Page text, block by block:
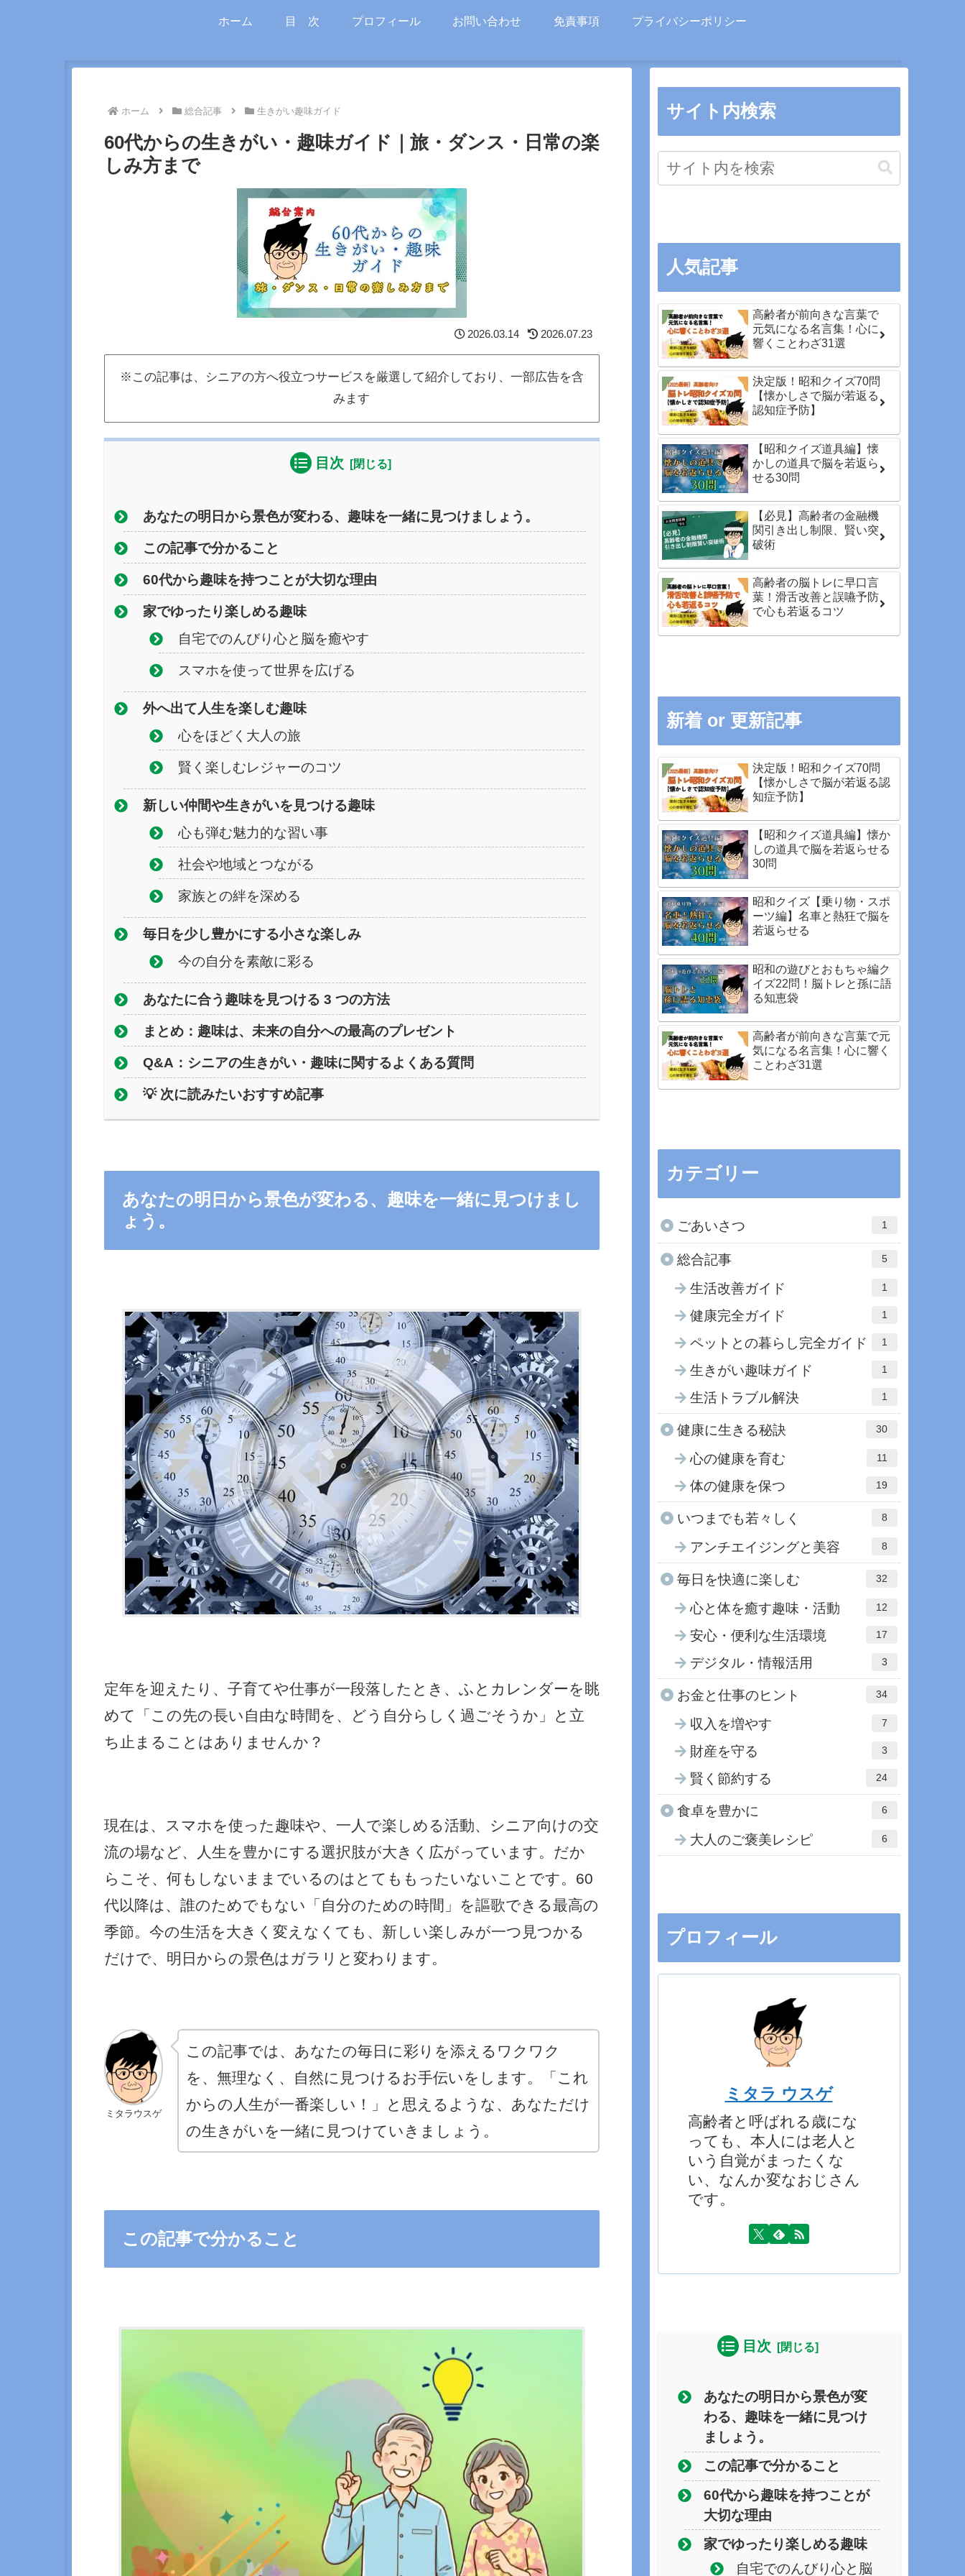
ホーム 目 次 プロフィール お問い合わせ 免責事項 プライバシーポリシー
ホーム 総合記事 生きがい趣味ガイド
60代からの生きがい・趣味ガイド｜旅・ダンス・日常の楽
しみ方まで
2026.03.14 2026.07.23
※この記事は、シニアの方へ役立つサービスを厳選して紹介しており、一部広告を含
みます
目次
あなたの明日から景色が変わる、趣味を一緒に見つけましょう。
この記事で分かること
60代から趣味を持つことが大切な理由
家でゆったり楽しめる趣味
自宅でのんびり心と脳を癒やす
スマホを使って世界を広げる
外へ出て人生を楽しむ趣味
心をほどく大人の旅
賢く楽しむレジャーのコツ
新しい仲間や生きがいを見つける趣味
心も弾む魅力的な習い事
社会や地域とつながる
家族との絆を深める
毎日を少し豊かにする小さな楽しみ
今の自分を素敵に彩る
あなたに合う趣味を見つける 3 つの方法
まとめ：趣味は、未来の自分への最高のプレゼント
Q&A：シニアの生きがい・趣味に関するよくある質問
💡 次に読みたいおすすめ記事
あなたの明日から景色が変わる、趣味を一緒に見つけまし
ょう。
定年を迎えたり、子育てや仕事が一段落したとき、ふとカレンダーを眺
めて「この先の長い自由な時間を、どう自分らしく過ごそうか」と立
ち止まることはありませんか？
現在は、スマホを使った趣味や、一人で楽しめる活動、シニア向けの交
流の場など、人生を豊かにする選択肢が大きく広がっています。だか
らこそ、何もしないままでいるのはとてももったいないことです。60
代以降は、誰のためでもない「自分のための時間」を謳歌できる最高の
季節。今の生活を大きく変えなくても、新しい楽しみが一つ見つかる
だけで、明日からの景色はガラリと変わります。
ミタラウスゲ
この記事では、あなたの毎日に彩りを添えるワクワク
を、無理なく、自然に見つけるお手伝いをします。「これ
からの人生が一番楽しい！」と思えるような、あなただけ
の生きがいを一緒に見つけていきましょう。
この記事で分かること
サイト内検索
人気記事
高齢者が前向きな言葉で
元気になる名言集！心に
響くことわざ31選
決定版！昭和クイズ70問
【懐かしさで脳が若返る
認知症予防】
【昭和クイズ道具編】懐
かしの道具で脳を若返ら
せる30問
【必見】高齢者の金融機
関引き出し制限、賢い突
破術
高齢者の脳トレに早口言
葉！滑舌改善と誤嚥予防
で心も若返るコツ
新着 or 更新記事
決定版！昭和クイズ70問
【懐かしさで脳が若返る認
知症予防】
【昭和クイズ道具編】懐か
しの道具で脳を若返らせる
30問
昭和クイズ【乗り物・スポ
ーツ編】名車と熱狂で脳を
若返らせる
昭和の遊びとおもちゃ編ク
イズ22問！脳トレと孫に語
る知恵袋
高齢者が前向きな言葉で元
気になる名言集！心に響く
ことわざ31選
カテゴリー
ごあいさつ 1
総合記事 5
生活改善ガイド 1
健康完全ガイド 1
ペットとの暮らし完全ガイド 1
生きがい趣味ガイド 1
生活トラブル解決 1
健康に生きる秘訣 30
心の健康を育む 11
体の健康を保つ 19
いつまでも若々しく 8
アンチエイジングと美容 8
毎日を快適に楽しむ 32
心と体を癒す趣味・活動 12
安心・便利な生活環境 17
デジタル・情報活用 3
お金と仕事のヒント 34
収入を増やす 7
財産を守る 3
賢く節約する 24
食卓を豊かに 6
大人のご褒美レシピ 6
プロフィール
ミタラ ウスゲ
高齢者と呼ばれる歳にな
っても、本人には老人と
いう自覚がまったくな
い、なんか変なおじさん
です。
目次
あなたの明日から景色が変
わる、趣味を一緒に見つけ
ましょう。
この記事で分かること
60代から趣味を持つことが
大切な理由
家でゆったり楽しめる趣味
自宅でのんびり心と脳